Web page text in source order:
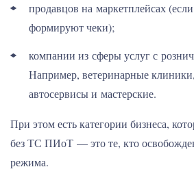
продавцов на маркетплейсах
формируют чеки);
компании из сферы услуг с
Например, ветеринарные
автосервисы и мастерские.
При этом есть категории бизнеса,
без ТС ПИоТ — это те, кто
режима.